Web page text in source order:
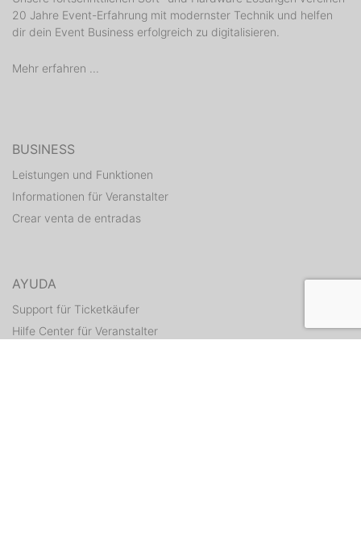
20 Jahre Event-Erfahrung mit modernster Technik und helfen
dir dein Event Business erfolgreich zu digitalisieren.
Mehr erfahren ...
BUSINESS
Leistungen und Funktionen
Informationen für Veranstalter
Crear venta de entradas
AYUDA
Support für Ticketkäufer
Hilfe Center für Veranstalter